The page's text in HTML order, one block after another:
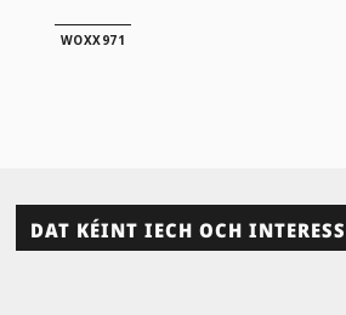
WOXX971
DAT KÉINT IECH OCH